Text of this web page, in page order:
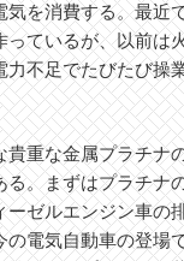
気を消費する。最近
っているが、以前は
力不足でたびたび操
貴重な金属プラチナ
る。まずはプラチナ
ーゼルエンジン車の
の電気自動車の登場